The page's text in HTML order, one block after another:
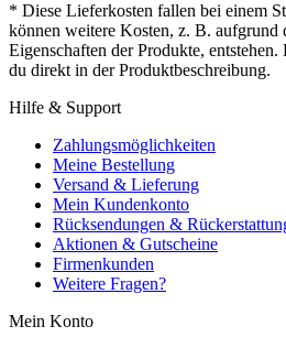
* Diese Lieferkosten fallen bei einem
können weitere Kosten, z. B. aufgrund
Eigenschaften der Produkte,
du direkt in der Produktbeschreibung.
Hilfe & Support
Zahlungsmöglichkeiten
Meine Bestellung
Versand & Lieferung
Mein Kundenkonto
Rücksendungen &
Aktionen & Gutscheine
Firmenkunden
Weitere Fragen?
Mein Konto